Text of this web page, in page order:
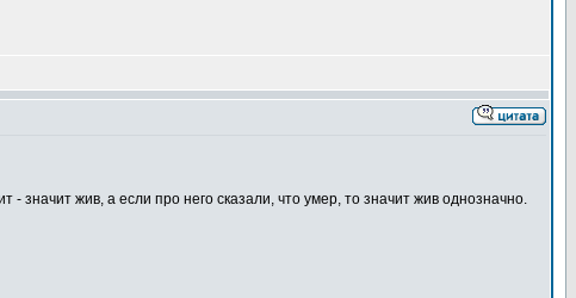
значит жив, а если про него сказали, что умер, то значит жив однозначно.